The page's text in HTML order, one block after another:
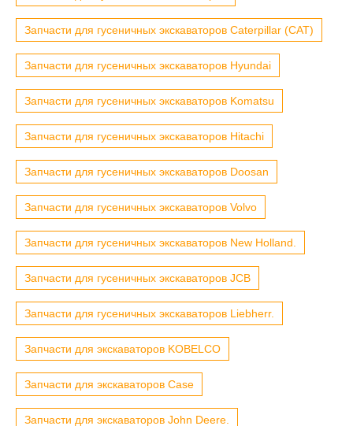
Запчасти для гусеничных экскаваторов Caterpillar (CAT)
Запчасти для гусеничных экскаваторов Hyundai
Запчасти для гусеничных экскаваторов Komatsu
Запчасти для гусеничных экскаваторов Hitachi
Запчасти для гусеничных экскаваторов Doosan
Запчасти для гусеничных экскаваторов Volvo
Запчасти для гусеничных экскаваторов New Holland.
Запчасти для гусеничных экскаваторов JCB
Запчасти для гусеничных экскаваторов Liebherr.
Запчасти для экскаваторов KOBELCO
Запчасти для экскаваторов Case
Запчасти для экскаваторов John Deere.